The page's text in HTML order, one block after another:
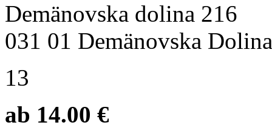
Demänovska dolina 216
031 01 Demänovska Dolina
13
ab 14.00 €